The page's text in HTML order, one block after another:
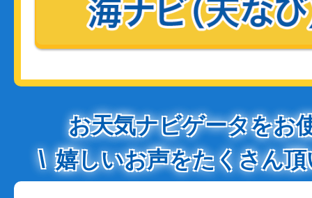
お天気ナビゲータをお
嬉しいお声をたくさん